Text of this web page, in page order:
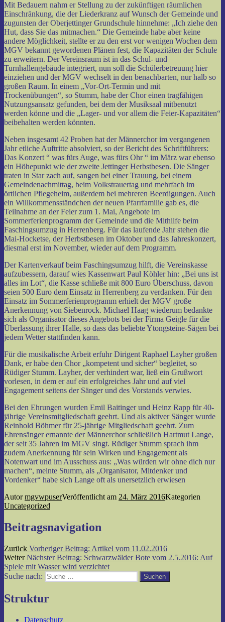
Mit Bedauern nahm er Stellung zu der zukünftigen räumlichen
Einschränkung, die der Liederkranz auf Wunsch der Gemeinde und
zugunsten der Oberjettinger Grundschule hinnehme: „Ich ziehe den
Hut, dass Sie das mitmachen.“ Die Gemeinde habe aber keine
andere Möglichkeit, stellte er zu den erst vor wenigen Wochen dem
MGV bekannt gewordenen Plänen fest, die Kapazitäten der Schule
zu erweitern. Der Vereinsraum ist in das Schul- und
Turnhallengebäude integriert, nun soll die Schülerbetreuung hier
einziehen und der MGV wechselt in den benachbarten, nur halb so
großen Raum. In einem „Vor-Ort-Termin und mit
Trockenübungen“, so Stumm, habe der Chor einen tragfähigen
Nutzungsansatz gefunden, bei dem der Musiksaal mitbenutzt
werden könne und die „Lager- und vor allem die Feier-Kapazitäten“
beibehalten werden könnten.
Neben insgesamt 42 Proben hat der Männerchor im vergangenen
Jahr etliche Auftritte absolviert, so der Bericht des Schriftführers:
Das Konzert “ was fürs Auge, was fürs Ohr “ im März war ebenso
ein Höhepunkt wie der zweite Jettinger Herbstbesen. Die Sänger
traten in Star zach auf, sangen bei einer Trauung, bei einem
Gemeindenachmittag, beim Volkstrauertag und mehrfach im
örtlichen Pflegeheim, außerdem bei mehreren Beerdigungen. Auch
ein Willkommensständchen der neuen Pfarrfamilie gab es, die
Teilnahme an der Feier zum 1. Mai, Angebote im
Sommerferienprogramm der Gemeinde und die Mithilfe beim
Faschingsumzug in Herrenberg. Für das laufende Jahr stehen die
Mai-Hocketse, der Herbstbesen im Oktober und das Jahreskonzert,
diesmal erst im November, wieder auf dem Programm.
Der Kartenverkauf beim Faschingsumzug hilft, die Vereinskasse
aufzubessern, darauf wies Kassenwart Paul Köhler hin: „Bei uns ist
alles im Lot“, die Kasse schließe mit 800 Euro Überschuss, davon
seien 500 Euro dem Einsatz in Herrenberg zu verdanken. Für den
Einsatz im Sommerferienprogramm erhielt der MGV große
Anerkennung von Siebenrock. Michael Haag wiederum bedankte
sich als Organisator dieses Angebots bei der Firma Geigle für die
Überlassung ihrer Halle, so dass das beliebte Ytongsteine-Sägen bei
jedem Wetter stattfinden kann.
Für die musikalische Arbeit erfuhr Dirigent Raphael Layher großen
Dank, er habe den Chor „kompetent und sicher“ begleitet, so
Rüdiger Stumm. Layher, der verhindert war, ließ ein Grußwort
vorlesen, in dem er auf ein erfolgreiches Jahr und auf viel
Engagement seitens der Sänger und des Vorstands verwies.
Bei den Ehrungen wurden Emil Baitinger und Heinz Rapp für 40-
jährige Vereinsmitgliedschaft geehrt. Und als aktiver Sänger wurde
Reinhold Böhmer für 25-jährige Mitgliedschaft geehrt. Zum
Ehrensänger ernannte der Männerchor schließlich Hartmut Lange,
der seit 35 Jahren im MGV singt. Rüdiger Stumm sprach ihm
zudem Anerkennung für sein Wirken und Engagement als
Notenwart und im Ausschuss aus: „Was würden wir ohne dich nur
machen“, meinte Stumm, als „Organisator, Mitdenker und
Vordenker“ habe sich Lange oft als unersetzlich erwiesen
AutormgvwpuserVeröffentlicht am 24. März 2016Kategorien
Uncategorized
Beitragsnavigation
Zurück Vorheriger Beitrag: Artikel vom 11.02.2016
Weiter Nächster Beitrag: Schwarzwälder Bote vom 2.5.2016: Auf
Spiele mit Wasser wird verzichtet
Suche nach:
Suchen
Struktur
Datenschutz